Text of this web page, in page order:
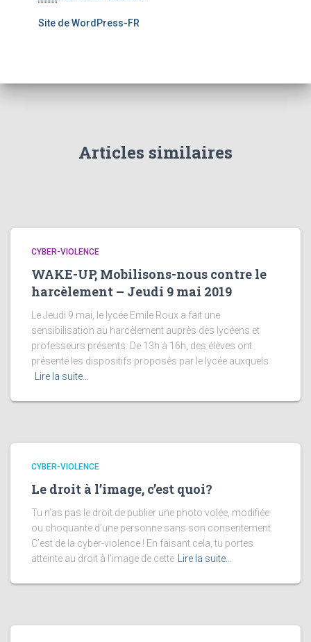
Site de WordPress-FR
Articles similaires
CYBER-VIOLENCE
WAKE-UP, Mobilisons-nous contre le
harcèlement – Jeudi 9 mai 2019
Le Jeudi 9 mai, le lycée Emile Roux a fait une
sensibilisation au harcèlement auprès des lycéens et
professeurs présents. De 13h à 16h, des élèves ont
présenté les dispositifs proposés par le lycée auxquels
Lire la suite…
CYBER-VIOLENCE
Le droit à l’image, c’est quoi?
Tu n’as pas le droit de publier une photo volée, modifiée
ou choquante d’une personne sans son consentement.
C’est de la cyber-violence ! En faisant cela, tu portes
atteinte au droit à l’image de cette
Lire la suite…